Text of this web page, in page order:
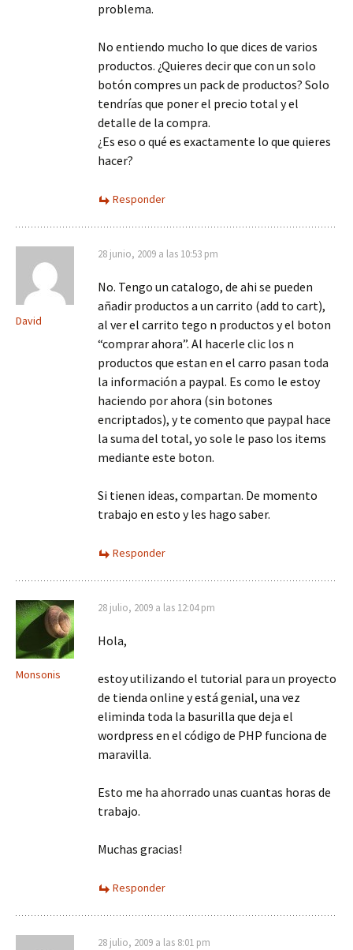
problema.
No entiendo mucho lo que dices de varios
productos. ¿Quieres decir que con un solo
botón compres un pack de productos? Solo
tendrías que poner el precio total y el
detalle de la compra.
¿Es eso o qué es exactamente lo que quieres
hacer?
Responder
David
28 junio, 2009 a las 10:53 pm
No. Tengo un catalogo, de ahi se pueden
añadir productos a un carrito (add to cart),
al ver el carrito tego n productos y el boton
“comprar ahora”. Al hacerle clic los n
productos que estan en el carro pasan toda
la información a paypal. Es como le estoy
haciendo por ahora (sin botones
encriptados), y te comento que paypal hace
la suma del total, yo sole le paso los items
mediante este boton.
Si tienen ideas, compartan. De momento
trabajo en esto y les hago saber.
Responder
Monsonis
28 julio, 2009 a las 12:04 pm
Hola,
estoy utilizando el tutorial para un proyecto
de tienda online y está genial, una vez
eliminda toda la basurilla que deja el
wordpress en el código de PHP funciona de
maravilla.
Esto me ha ahorrado unas cuantas horas de
trabajo.
Muchas gracias!
Responder
28 julio, 2009 a las 8:01 pm